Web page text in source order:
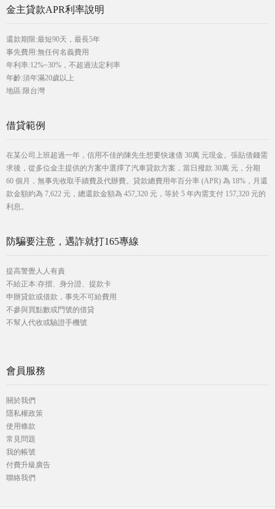
金主貸款APR利率說明
還款期限:最短90天，最長5年
事先費用:無任何名義費用
年利率:12%~30%，不超過法定利率
年齡:須年滿20歲以上
地區:限台灣
借貸範例
在某公司上班超過一年，信用不佳的陳先生想要快速借 30萬 元現金。張貼借錢需
求後，從多位金主提供的方案中選擇了汽車貸款方案，當日撥款 30萬 元，分期
60 個月，無事先收取手續費及代辦費。貸款總費用年百分率 (APR) 為 18%，月還
款金額約為 7,622 元，總還款金額為 457,320 元，等於 5 年內需支付 157,320 元的
利息。
防騙要注意，遇詐就打165專線
提高警覺人人有責
不給正本:存摺、身分證、提款卡
申辦貸款或借款，事先不可給費用
不參與買點數或門號的借貸
不幫人代收或驗證手機號
會員服務
關於我們
隱私權政策
使用條款
常見問題
我的帳號
付費升級廣告
聯絡我們